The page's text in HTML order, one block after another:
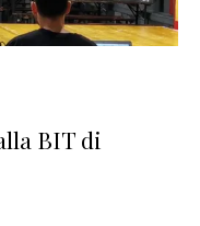
BIT di